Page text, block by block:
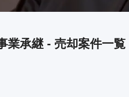
業承継 - 売却案件一覧